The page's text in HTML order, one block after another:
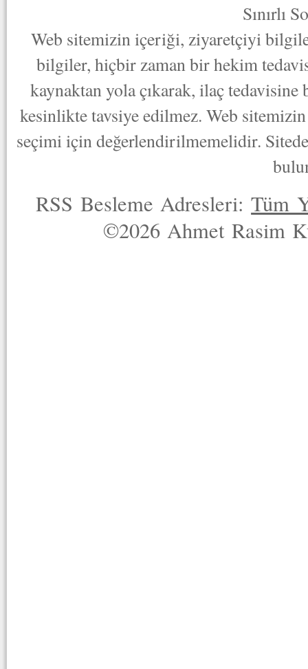
Sınırlı
Web sitemizin içeriği, ziyaretçiyi
bilgiler, hiçbir zaman bir hekim
kaynaktan yola çıkarak, ilaç
kesinlikte tavsiye edilmez. Web
seçimi için değerlendirilmemelidir.
RSS Besleme Adresleri:Tüm
©2026 Ahmet Rasim